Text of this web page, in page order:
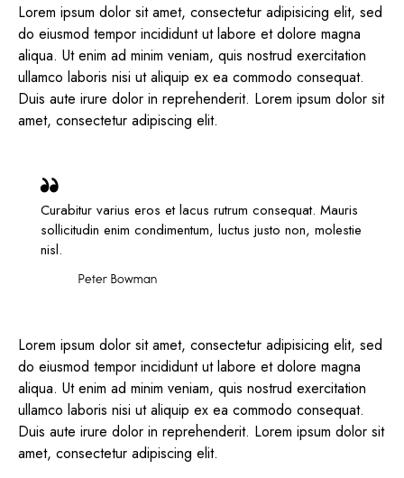
Lorem ipsum dolor sit amet, consectetur adipisicing elit, sed
do eiusmod tempor incididunt ut labore et dolore magna
aliqua. Ut enim ad minim veniam, quis nostrud exercitation
ullamco laboris nisi ut aliquip ex ea commodo consequat.
Duis aute irure dolor in reprehenderit. Lorem ipsum dolor sit
amet, consectetur adipiscing elit.
Curabitur varius eros et lacus rutrum consequat. Mauris
sollicitudin enim condimentum, luctus justo non, molestie
nisl.
Peter Bowman
Lorem ipsum dolor sit amet, consectetur adipisicing elit, sed
do eiusmod tempor incididunt ut labore et dolore magna
aliqua. Ut enim ad minim veniam, quis nostrud exercitation
ullamco laboris nisi ut aliquip ex ea commodo consequat.
Duis aute irure dolor in reprehenderit. Lorem ipsum dolor sit
amet, consectetur adipiscing elit.